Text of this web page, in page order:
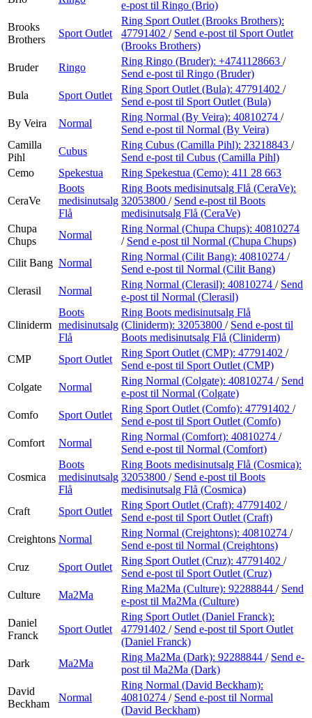
e-post til Ringo (Brio)
Brooks
Brothers
Sport Outlet
Ring Sport Outlet (Brooks Brothers):
47791402 / Send e-post til Sport Outlet
(Brooks Brothers)
Bruder
Ringo
Ring Ringo (Bruder): +4741128663 /
Send e-post til Ringo (Bruder)
Bula
Sport Outlet
Ring Sport Outlet (Bula): 47791402 /
Send e-post til Sport Outlet (Bula)
By Veira
Normal
Ring Normal (By Veira): 40810274 /
Send e-post til Normal (By Veira)
Camilla
Pihl
Cubus
Ring Cubus (Camilla Pihl): 23218843 /
Send e-post til Cubus (Camilla Pihl)
Cemo
Spekestua Ring Spekestua (Cemo): 411 28 663
CeraVe
Boots
medisinutsalg
Flå
Ring Boots medisinutsalg Flå (CeraVe):
32053800 / Send e-post til Boots
medisinutsalg Flå (CeraVe)
Chupa
Chups
Normal
Ring Normal (Chupa Chups): 40810274
/ Send e-post til Normal (Chupa Chups)
Cilit Bang Normal
Ring Normal (Cilit Bang): 40810274 /
Send e-post til Normal (Cilit Bang)
Clerasil
Normal
Ring Normal (Clerasil): 40810274 / Send
e-post til Normal (Clerasil)
Cliniderm
Boots
medisinutsalg
Flå
Ring Boots medisinutsalg Flå
(Cliniderm): 32053800 / Send e-post til
Boots medisinutsalg Flå (Cliniderm)
CMP
Sport Outlet
Ring Sport Outlet (CMP): 47791402 /
Send e-post til Sport Outlet (CMP)
Colgate
Normal
Ring Normal (Colgate): 40810274 / Send
e-post til Normal (Colgate)
Comfo
Sport Outlet
Ring Sport Outlet (Comfo): 47791402 /
Send e-post til Sport Outlet (Comfo)
Comfort
Normal
Ring Normal (Comfort): 40810274 /
Send e-post til Normal (Comfort)
Cosmica
Boots
medisinutsalg
Flå
Ring Boots medisinutsalg Flå (Cosmica):
32053800 / Send e-post til Boots
medisinutsalg Flå (Cosmica)
Craft
Sport Outlet
Ring Sport Outlet (Craft): 47791402 /
Send e-post til Sport Outlet (Craft)
Creightons Normal
Ring Normal (Creightons): 40810274 /
Send e-post til Normal (Creightons)
Cruz
Sport Outlet
Ring Sport Outlet (Cruz): 47791402 /
Send e-post til Sport Outlet (Cruz)
Culture
Ma2Ma
Ring Ma2Ma (Culture): 92288844 / Send
e-post til Ma2Ma (Culture)
Daniel
Franck
Sport Outlet
Ring Sport Outlet (Daniel Franck):
47791402 / Send e-post til Sport Outlet
(Daniel Franck)
Dark
Ma2Ma
Ring Ma2Ma (Dark): 92288844 / Send e-
post til Ma2Ma (Dark)
David
Beckham
Normal
Ring Normal (David Beckham):
40810274 / Send e-post til Normal
(David Beckham)